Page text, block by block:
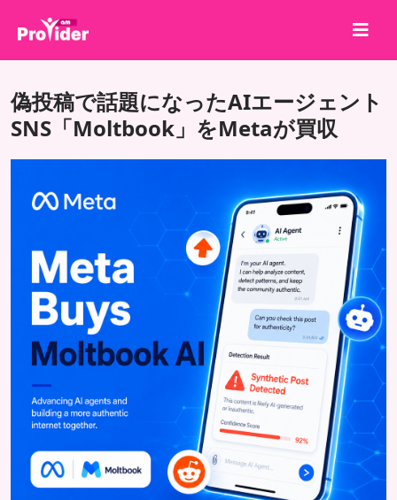
会社概要
サービス
利用規約
ブログ
偽投稿で話題になったAIエージェント
SNS「Moltbook」をMetaが買収